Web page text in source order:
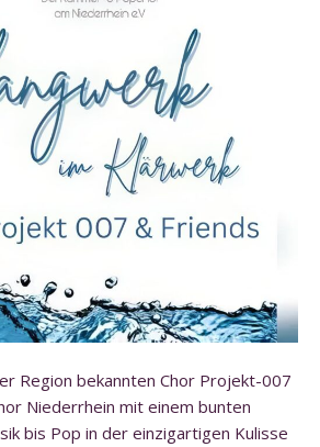
Region bekannten Chor Projekt-007
Niederrhein mit einem bunten
bis Pop in der einzigartigen Kulisse